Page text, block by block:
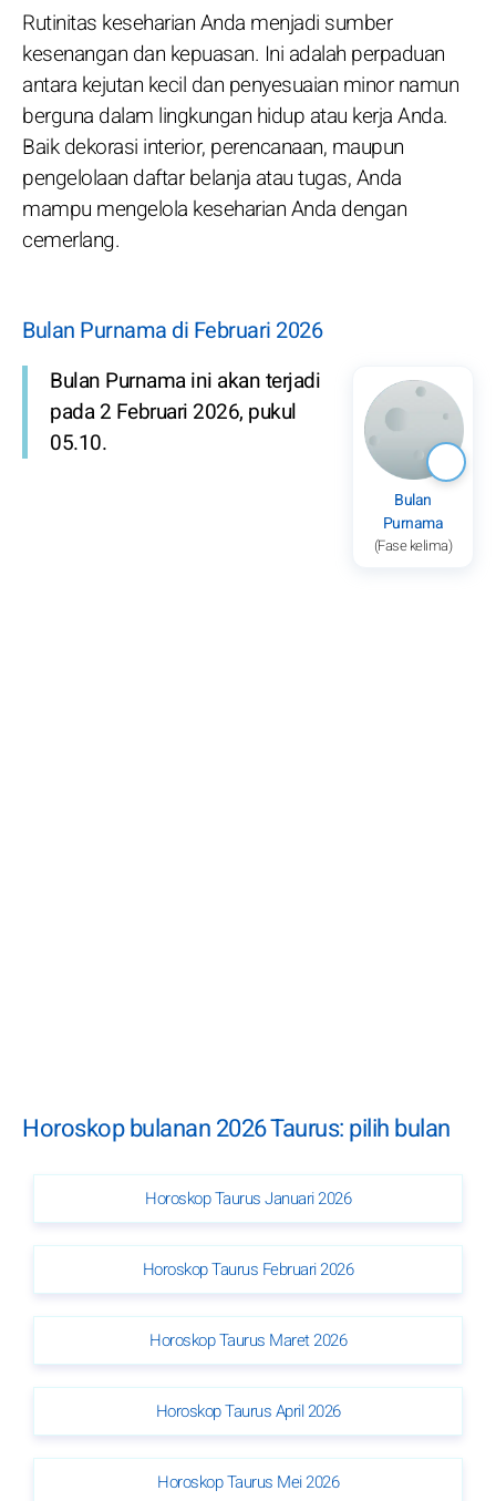
Rutinitas keseharian Anda menjadi sumber
kesenangan dan kepuasan. Ini adalah perpaduan
antara kejutan kecil dan penyesuaian minor namun
berguna dalam lingkungan hidup atau kerja Anda.
Baik dekorasi interior, perencanaan, maupun
pengelolaan daftar belanja atau tugas, Anda
mampu mengelola keseharian Anda dengan
cemerlang.
Bulan Purnama di Februari 2026
Bulan
Purnama
(Fase kelima)
Bulan Purnama ini akan terjadi
pada 2 Februari 2026, pukul
05.10.
Horoskop bulanan 2026 Taurus: pilih bulan
Horoskop Taurus Januari 2026
Horoskop Taurus Februari 2026
Horoskop Taurus Maret 2026
Horoskop Taurus April 2026
Horoskop Taurus Mei 2026